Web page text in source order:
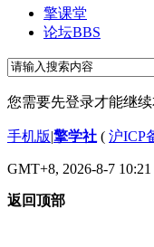
擎课堂
论坛BBS
您需要先登录才能继
手机版|擎学社 ( 沪ICP
GMT+8, 2026-8-7 10:21
返回顶部